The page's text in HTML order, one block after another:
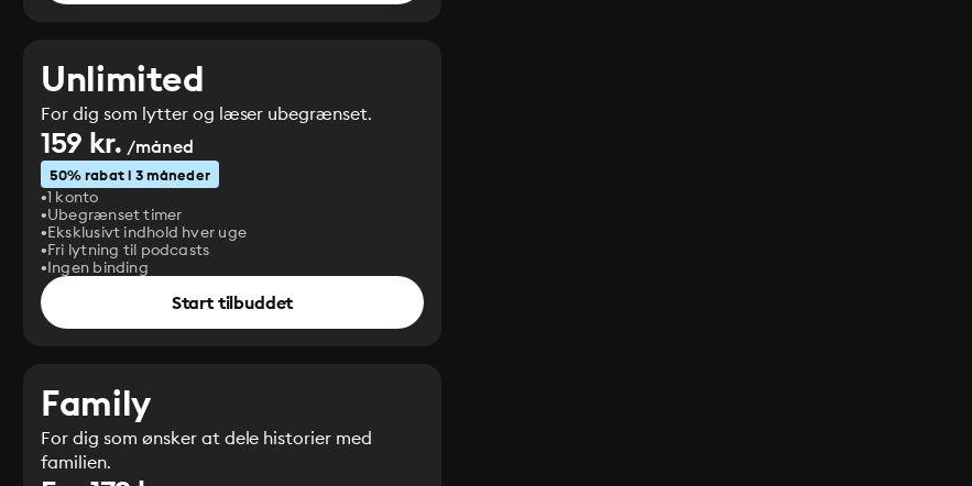
Unlimited
For dig som lytter og læser ubegrænset.
159 kr. /måned
50% rabat i 3 måneder
1 konto
Ubegrænset timer
Eksklusivt indhold hver uge
Fri lytning til podcasts
Ingen binding
Start tilbuddet
Family
For dig som ønsker at dele historier med
familien.